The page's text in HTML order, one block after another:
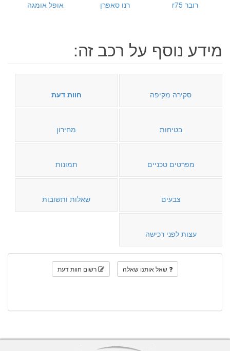
רובר r75 רנו סאפרן אופל אומגה
מידע נוסף על רכב זה:
סקירה מקיפה חוות דעת
בטיחות מחירון
מפרטים טכניים תמונות
צבעים שאלות ותשובות
עצות לפני רכישה
שאל אותנו שאלה רשום חוות דעת